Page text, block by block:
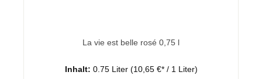
La vie est belle rosé 0,75 l
Inhalt: 0.75 Liter (10,65 €* / 1 Liter)